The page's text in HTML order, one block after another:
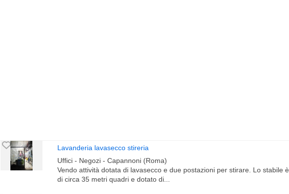
Lavanderia lavasecco stireria
Uffici - Negozi - Capannoni (Roma)
Vendo attività dotata di lavasecco e due postazioni per stirare. Lo stabile è
di circa 35 metri quadri e dotato di...